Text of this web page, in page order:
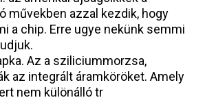
művekben azzal kezdik, hogy
a chip. Erre ugye nekünk semmi
Az a sziliciummorzsa,
az integrált áramköröket. Amely
nem különálló tr